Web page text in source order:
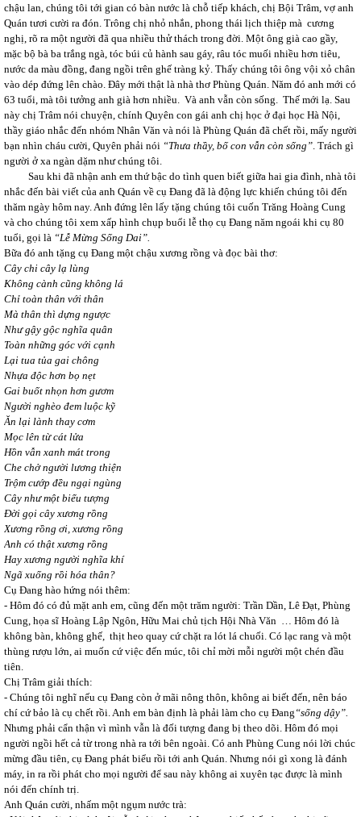
chậu lan, chúng tôi tới gian có bàn nước là chỗ tiếp khách, chị Bội Trâm, vợ anh
Quán tươi cười ra đón. Trông chị nhỏ nhắn, phong thái lịch thiệp mà cương
nghị, rõ ra một người đã qua nhiều thử thách trong đời. Một ông già cao gầy,
mặc bộ bà ba trắng ngà, tóc búi củ hành sau gáy, râu tóc muối nhiều hơn tiêu,
nước da màu đồng, đang ngồi trên ghế tràng kỷ. Thấy chúng tôi ông vội xỏ chân
vào dép đứng lên chào. Đây mới thật là nhà thơ Phùng Quán. Năm đó anh mới có
63 tuổi, mà tôi tưởng anh già hơn nhiều. Và anh vẫn còn sống. Thế mới lạ. Sau
này chị Trâm nói chuyện, chính Quyên con gái anh chị học ở đại học Hà Nội,
thầy giáo nhắc đến nhóm Nhân Văn và nói là Phùng Quán đã chết rồi, mấy người
bạn nhìn cháu cười, Quyên phải nói “Thưa thầy, bố con vẫn còn sống”. Trách gì
người ở xa ngàn dặm như chúng tôi.
Sau khi đã nhận anh em thứ bậc do tình quen biết giữa hai gia đình, nhà tôi
nhắc đến bài viết của anh Quán về cụ Đang đã là động lực khiến chúng tôi đến
thăm ngày hôm nay. Anh đứng lên lấy tặng chúng tôi cuốn Trăng Hoàng Cung
và cho chúng tôi xem xấp hình chụp buổi lễ thọ cụ Đang năm ngoái khi cụ 80
tuổi, gọi là “Lễ Mừng Sống Dai”.
Bữa đó anh tặng cụ Đang một chậu xương rồng và đọc bài thơ:
Cây chi cây lạ lùng
Không cành cũng không lá
Chỉ toàn thân với thân
Mà thân thì dựng ngược
Như gậy gộc nghĩa quân
Toàn những góc với cạnh
Lại tua tủa gai chông
Nhựa độc hơn bọ nẹt
Gai buốt nhọn hơn gươm
Người nghèo đem luộc kỹ
Ăn lại lành thay cơm
Mọc lên từ cát lửa
Hồn vẫn xanh mát trong
Che chở người lương thiện
Trộm cướp đều ngại ngùng
Cây như một biểu tượng
Đời gọi cây xương rồng
Xương rồng ơi, xương rồng
Anh có thật xương rồng
Hay xương người nghĩa khí
Ngã xuống rồi hóa thân?
Cụ Đang hào hứng nói thêm:
- Hôm đó có đủ mặt anh em, cũng đến một trăm người: Trần Dần, Lê Đạt, Phùng
Cung, họa sĩ Hoàng Lập Ngôn, Hữu Mai chủ tịch Hội Nhà Văn … Hôm đó là
không bàn, không ghế, thịt heo quay cứ chặt ra lót lá chuối. Có lạc rang và một
thùng rượu lớn, ai muốn cứ việc đến múc, tôi chỉ mời mỗi người một chén đầu
tiên.
Chị Trâm giải thích:
- Chúng tôi nghĩ nếu cụ Đang còn ở mãi nông thôn, không ai biết đến, nên báo
chí cứ bảo là cụ chết rồi. Anh em bàn định là phải làm cho cụ Đang “sống dậy”.
Nhưng phải cẩn thận vì mình vẫn là đối tượng đang bị theo dõi. Hôm đó mọi
người ngồi hết cả từ trong nhà ra tới bên ngoài. Có anh Phùng Cung nói lời chúc
mừng đầu tiên, cụ Đang phát biểu rồi tới anh Quán. Nhưng nói gì xong là đánh
máy, in ra rồi phát cho mọi người để sau này không ai xuyên tạc được là mình
nói đến chính trị.
Anh Quán cười, nhấm một ngụm nước trà: